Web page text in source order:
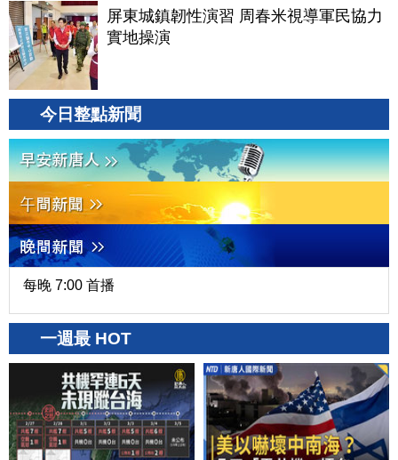
屏東城鎮韌性演習 周春米視導軍民協力
實地操演
今日整點新聞
每晚 7:00 首播
一週最 HOT